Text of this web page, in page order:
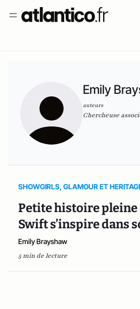
Emily
auteurs
Chercheuse
SHOWGIRLS, GLAMOUR ET
Petite histoire pleine
Swift s’inspire dans
Emily Brayshaw
5 min de lecture